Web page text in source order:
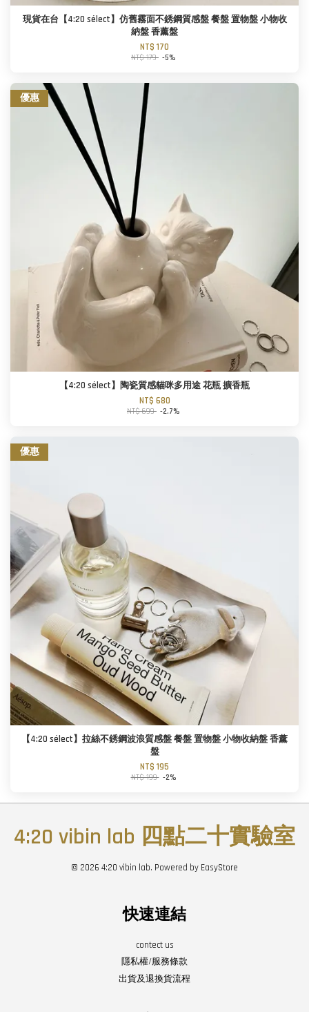
現貨在台【4:20 sélect】仿舊霧面不銹鋼質感盤 餐盤 置物盤 小物收
納盤 香薰盤
NT$ 170
NT$ 179 -5%
優惠
【4:20 sélect】陶瓷質感貓咪多用途 花瓶 擴香瓶
NT$ 680
NT$ 699 -2.7%
優惠
【4:20 sélect】拉絲不銹鋼波浪質感盤 餐盤 置物盤 小物收納盤 香薰
盤
NT$ 195
NT$ 199 -2%
4:20 vibin lab 四點二十實驗室
© 2026 4:20 vibin lab. Powered by EasyStore
快速連結
contect us
隱私權/服務條款
出貨及退換貨流程